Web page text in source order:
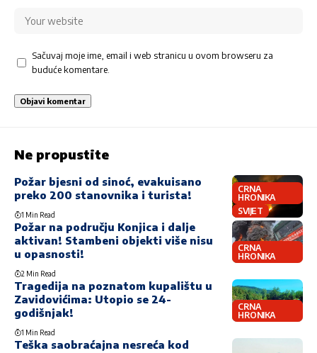
Sačuvaj moje ime, email i web stranicu u ovom browseru za
buduće komentare.
Ne propustite
CRNA
HRONIKA
SVIJET
Požar bjesni od sinoć, evakuisano
preko 200 stanovnika i turista!
1 Min Read
CRNA
HRONIKA
Požar na području Konjica i dalje
aktivan! Stambeni objekti više nisu
u opasnosti!
2 Min Read
CRNA
HRONIKA
Tragedija na poznatom kupalištu u
Zavidovićima: Utopio se 24-
godišnjak!
1 Min Read
Teška saobraćajna nesreća kod